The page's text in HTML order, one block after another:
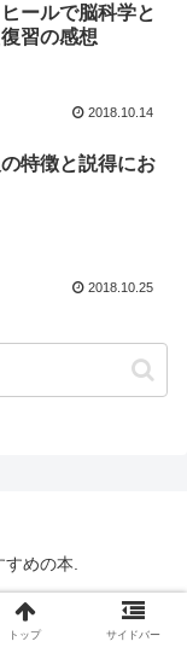
ールで脳科学と
習の感想
2018.10.14
特徴と説得にお
2018.10.25
めの本.
トップ サイドバー